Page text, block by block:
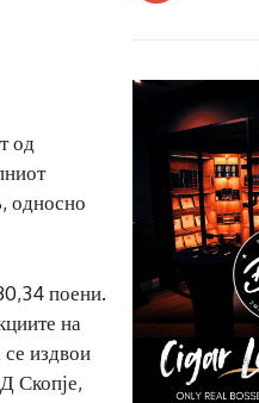
од
односно
поени.
на
се издвои
Скопје,